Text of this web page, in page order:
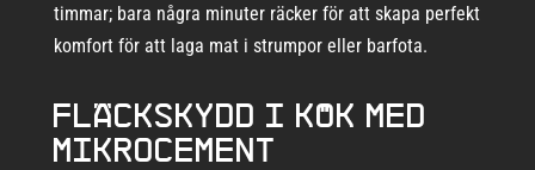
timmar; bara några minuter räcker för att skapa perfekt
komfort för att laga mat i strumpor eller barfota.
Fläckskydd i kök med
mikrocement